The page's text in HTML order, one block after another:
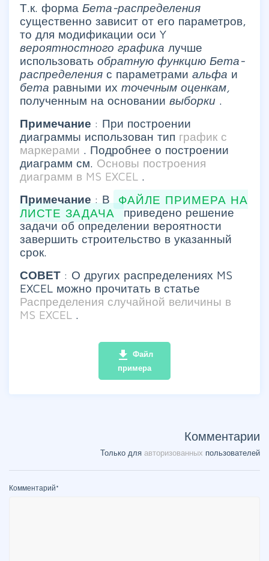
Т.к. форма Бета-распределения
существенно зависит от его параметров,
то для модификации оси Y
вероятностного графика лучше
использовать обратную функцию Бета-
распределения с параметрами альфа и
бета равными их точечным оценкам,
полученным на основании выборки .
Примечание : При построении
диаграммы использован тип график с
маркерами . Подробнее о построении
диаграмм см. Основы построения
диаграмм в MS EXCEL .
Примечание : В
ФАЙЛЕ ПРИМЕРА НА
ЛИСТЕ ЗАДАЧА
приведено решение
задачи об определении вероятности
завершить строительство в указанный
срок.
СОВЕТ : О других распределениях MS
EXCEL можно прочитать в статье
Распределения случайной величины в
MS EXCEL .
file_download Файл
примера
Комментарии
Только для авторизованных пользователей
Комментарий*